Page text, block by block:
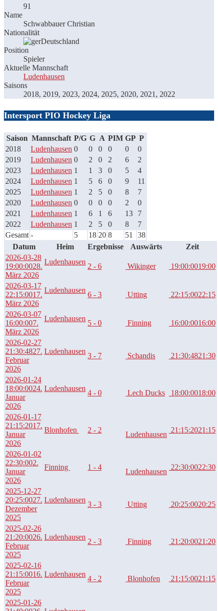
91
Name
Schwabbauer Christian
Nationalität
Deutschland
Position
Spieler
Aktuelle Mannschaft
Ludenhausen
Saisons
2018, 2019, 2023, 2024, 2025, 2020, 2021, 2022
Intersport PIO Hockey Liga
Saison Mannschaft P/G G A PIM GP P
2018
Ludenhausen 0 0 0 0 0
0
2019
Ludenhausen 0 2 0 2 6
2
2023
Ludenhausen 1 1 3 0 5
4
2024
Ludenhausen 1 5 6 0 9
11
2025
Ludenhausen 1 2 5 0 8
7
2020
Ludenhausen 0 0 0 0 2
0
2021
Ludenhausen 1 6 1 6 13
7
2022
Ludenhausen 1 2 5 0 8
7
Gesamt - 5 18 20 8 51
38
Datum
Heim Ergebnisse Auswärts
Zeit
2026-03-28
19:00:0028.
März 2026
Ludenhausen
2 - 6 Wikinger 19:00:0019:00
2026-03-17
22:15:0017.
März 2026
Ludenhausen
6 - 3 Utting 22:15:0022:15
2026-03-07
16:00:007.
März 2026
Ludenhausen
5 - 0 Finning 16:00:0016:00
2026-02-27
21:30:4827.
Februar
2026
Ludenhausen
3 - 7 Schandis 21:30:4821:30
2026-01-24
18:00:0024.
Januar
2026
Ludenhausen
4 - 0 Lech Ducks 18:00:0018:00
2026-01-17
21:15:2017.
Januar
2026
Blonhofen 2 - 2
Ludenhausen
21:15:2021:15
2026-01-02
22:30:002.
Januar
2026
Finning 1 - 4
Ludenhausen
22:30:0022:30
2025-12-27
20:25:0027.
Dezember
2025
Ludenhausen
3 - 3 Utting 20:25:0020:25
2025-02-26
21:20:0026.
Februar
2025
Ludenhausen
2 - 3 Finning 21:20:0021:20
2025-02-16
21:15:0016.
Februar
2025
Ludenhausen
4 - 2 Blonhofen 21:15:0021:15
2025-01-26